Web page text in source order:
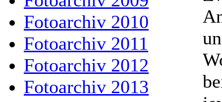
Fotoarchiv 2010
Fotoarchiv 2011
Fotoarchiv 2012
Fotoarchiv 2013